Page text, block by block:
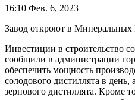
16:10 Фев. 6, 2023
Завод откроют в Минеральных
Инвестиции в строительство
сообщили в администрации
обеспечить мощность
солодового дистиллята в день,
зернового дистиллята. Кроме